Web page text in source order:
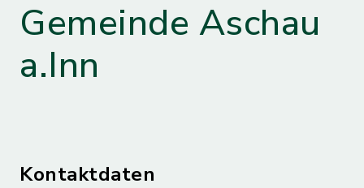
Gemeinde Aschau
a.Inn
Kontaktdaten